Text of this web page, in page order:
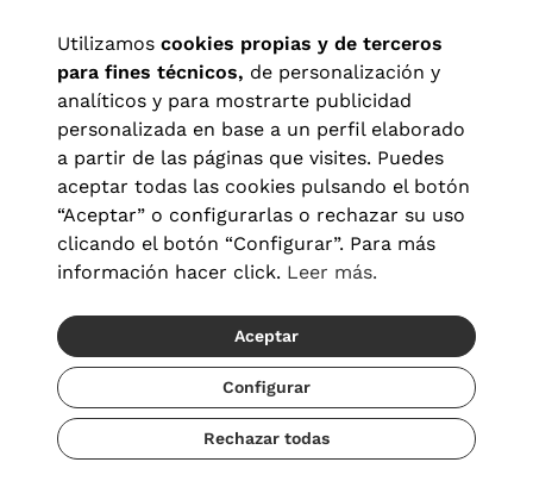
Aviso legal|Política de privacidad|Términos y condiciones
Configuración de cookies
© 2026 Visionlab España
Utilizamos cookies propias y de terceros
para fines técnicos, de personalización y
analíticos y para mostrarte publicidad
personalizada en base a un perfil elaborado
a partir de las páginas que visites. Puedes
aceptar todas las cookies pulsando el botón
“Aceptar” o configurarlas o rechazar su uso
clicando el botón “Configurar”. Para más
información hacer click. Leer más.
Aceptar
Configurar
Rechazar todas